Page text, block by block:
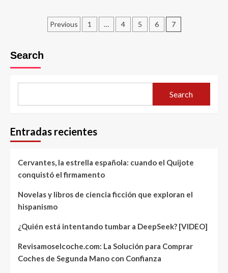
Posts
Previous 1 … 4 5 6 7
Search
Search
Entradas recientes
Cervantes, la estrella española: cuando el Quijote
conquistó el firmamento
Novelas y libros de ciencia ficción que exploran el
hispanismo
¿Quién está intentando tumbar a DeepSeek? [VIDEO]
Revisamoselcoche.com: La Solución para Comprar
Coches de Segunda Mano con Confianza